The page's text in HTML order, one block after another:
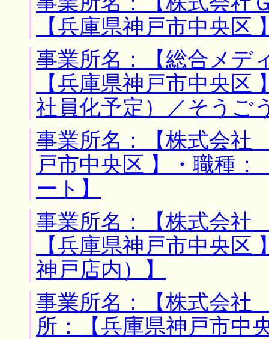
【兵庫県神戸市中央
事業所名：【総合メ
【兵庫県神戸市中央区
社員化予定）／そうご
事業所名：【株式会
戸市中央区 】・職種
ート】
事業所名：【株式会
【兵庫県神戸市中央区
神戸店内）】
事業所名：【株式会
所：【兵庫県神戸市中